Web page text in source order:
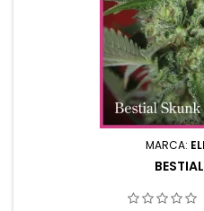
MARCA: